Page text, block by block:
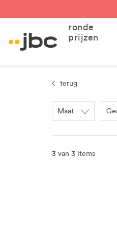
ronde
prijzen
terug
Maat
3 van 3 items